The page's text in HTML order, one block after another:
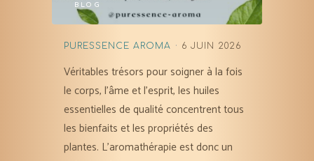
BLOG
PURESSENCE AROMA 6 JUIN 2026
Véritables trésors pour soigner à la fois
le corps, l’âme et l’esprit, les huiles
essentielles de qualité concentrent tous
les bienfaits et les propriétés des
plantes. L’aromathérapie est donc un